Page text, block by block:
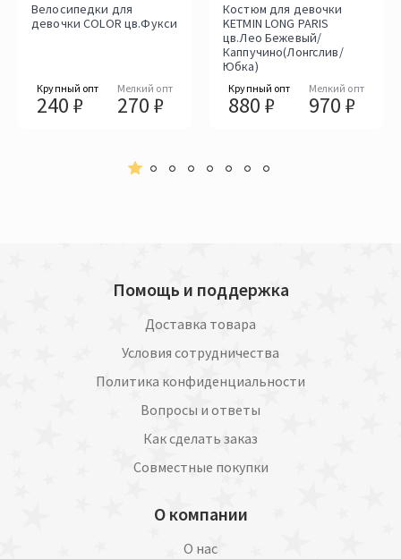
Велосипедки для
девочки COLOR цв.Фукси
Крупный опт
240 ₽
Мелкий опт
270 ₽
Костюм для девочки
KETMIN LONG PARIS
цв.Лео Бежевый/
Каппучино(Лонгслив/
Юбка)
Крупный опт
880 ₽
Мелкий опт
970 ₽
Помощь и поддержка
Доставка товара
Условия сотрудничества
Политика конфиденциальности
Вопросы и ответы
Как сделать заказ
Совместные покупки
О компании
О нас